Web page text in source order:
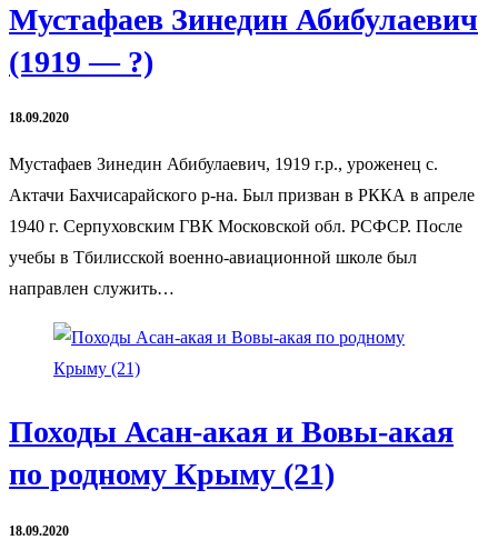
Мустафаев Зинедин Абибулаевич
(1919 — ?)
18.09.2020
Мустафаев Зинедин Абибулаевич, 1919 г.р., уроженец с.
Актачи Бахчисарайского р-на. Был призван в РККА в апреле
1940 г. Серпуховским ГВК Московской обл. РСФСР. После
учебы в Тбилисской военно-авиационной школе был
направлен служить…
Походы Асан-акая и Вовы-акая
по родному Крыму (21)
18.09.2020